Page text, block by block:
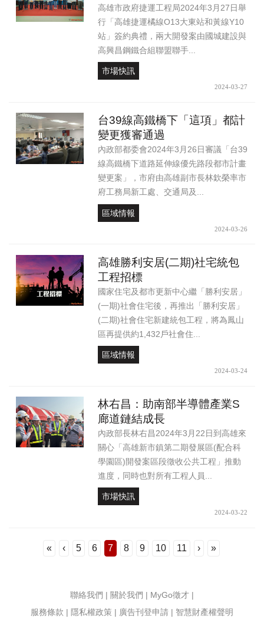
高雄市政府捷運工程局2024年3月27日舉
行「高雄捷運橘線O13大東站和黃線Y10
站」簽約典禮，兩大開發案由國城建設與
高興昌鋼鐵合組聯盟聯手...
市場快訊
2024-03-27
台39線高鐵橋下「這項」都計
變更獲審通過
內政部都委會2024年3月26日審議「台39
線高鐵橋下道路延伸線優先路段都市計畫
變更案」，市府由高雄副市長林欽榮率市
府工務局新工處、交通局及...
區域情報
2024-03-26
高雄勝利安居(二期)社宅統包
工程招標
國家住宅及都市更新中心繼「勝利安居」
(一期)社會住宅後，再推出「勝利安居」
(二期)社會住宅新建統包工程，將為鳳山
區再提供約1,432戶社會住...
區域情報
2024-03-24
林右昌：助南部半導體產業S
廊道鏈結成長
內政部長林右昌2024年3月22日到高雄來
關心「高雄新市鎮第二期發展區(配合科
學園區)開發案區段徵收公共工程」推動
進度，同時也對所有工程人員...
市場快訊
2024-03-22
« ‹ 5 6 7 8 9 10 11 › »
聯絡我們 關於我們 MyGo徵才
服務條款
隱私權政策 廣告刊登申請 智慧財產權聲明